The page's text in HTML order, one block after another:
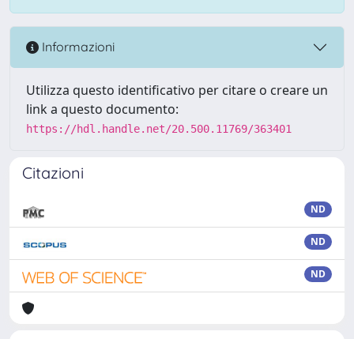
Informazioni
Utilizza questo identificativo per citare o creare un
link a questo documento:
https://hdl.handle.net/20.500.11769/363401
Citazioni
ND
ND
ND